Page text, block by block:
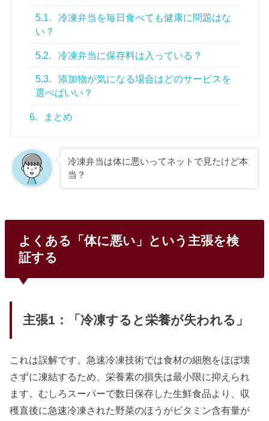
5.1.
冷凍弁当を毎日食べても健康に問題はな
い？
5.2. 冷凍弁当に保存料は入っている？
5.3.
添加物が気になる場合はどのサービスを
選べばいい？
6. まとめ
冷凍弁当は体に悪いってネットで見たけど本
当？
よくある「体に悪い」という主張を検
証する
主張1：「冷凍すると栄養が失われる」
これは誤解です。急速冷凍技術では食材の細胞をほぼ壊
さずに凍結するため、栄養素の損失は最小限に抑えられ
ます。むしろスーパーで数日保存した生鮮食品より、収
穫直後に急速冷凍された野菜のほうがビタミン含有量が